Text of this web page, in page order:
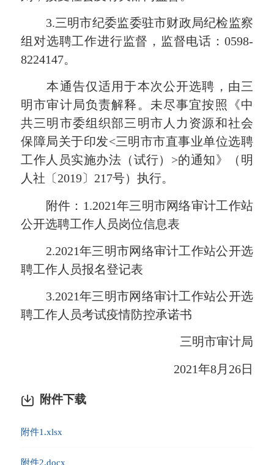
3.三明市纪委监委驻市财政局纪检监察
组对选聘工作进行监督，监督电话：0598-
8224147。
本通告仅适用于本次公开选聘，由三
明市审计局负责解释。未尽事宜按照《中
共三明市委组织部三明市人力资源和社会
保障局关于印发<三明市市直事业单位选聘
工作人员实施办法（试行）>的通知》（明
人社〔2019〕217号）执行。
附件：1.2021年三明市网络审计工作站
公开选聘工作人员岗位信息表
2.2021年三明市网络审计工作站公开选
聘工作人员报名登记表
3.2021年三明市网络审计工作站公开选
聘工作人员考试疫情防控承诺书
三明市审计局
2021年8月26日
附件下载
附件1.xlsx
附件2.docx